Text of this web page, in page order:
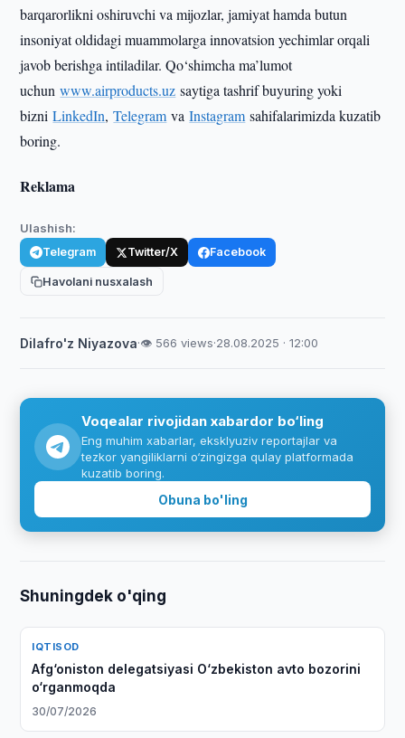
barqarorlikni oshiruvchi va mijozlar, jamiyat hamda butun
insoniyat oldidagi muammolarga innovatsion yechimlar orqali
javob berishga intiladilar. Qo‘shimcha ma’lumot
uchunwww.airproducts.uz saytiga tashrif buyuring yoki
bizniLinkedIn,Telegram vaInstagram sahifalarimizda kuzatib
boring.
Reklama
Ulashish:
Telegram Twitter/X Facebook
Havolani nusxalash
Dilafro'z Niyazova·👁 566 views·28.08.2025 · 12:00
Voqealar rivojidan xabardor bo‘ling
Eng muhim xabarlar, eksklyuziv reportajlar va
tezkor yangiliklarni o‘zingizga qulay platformada
kuzatib boring.
Obuna bo'ling
Shuningdek o'qing
IQTISOD
Afg‘oniston delegatsiyasi O‘zbekiston avto bozorini
o‘rganmoqda
30/07/2026